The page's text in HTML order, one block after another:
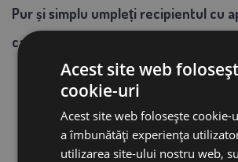
Pur și simplu umpleți recipientul cu
capacul și întoarceți adăpătorul invers
Acest site web
cookie-uri
Acest site web folosește cookie-
a îmbunătăți experiența
utilizarea site-ului nostru web,